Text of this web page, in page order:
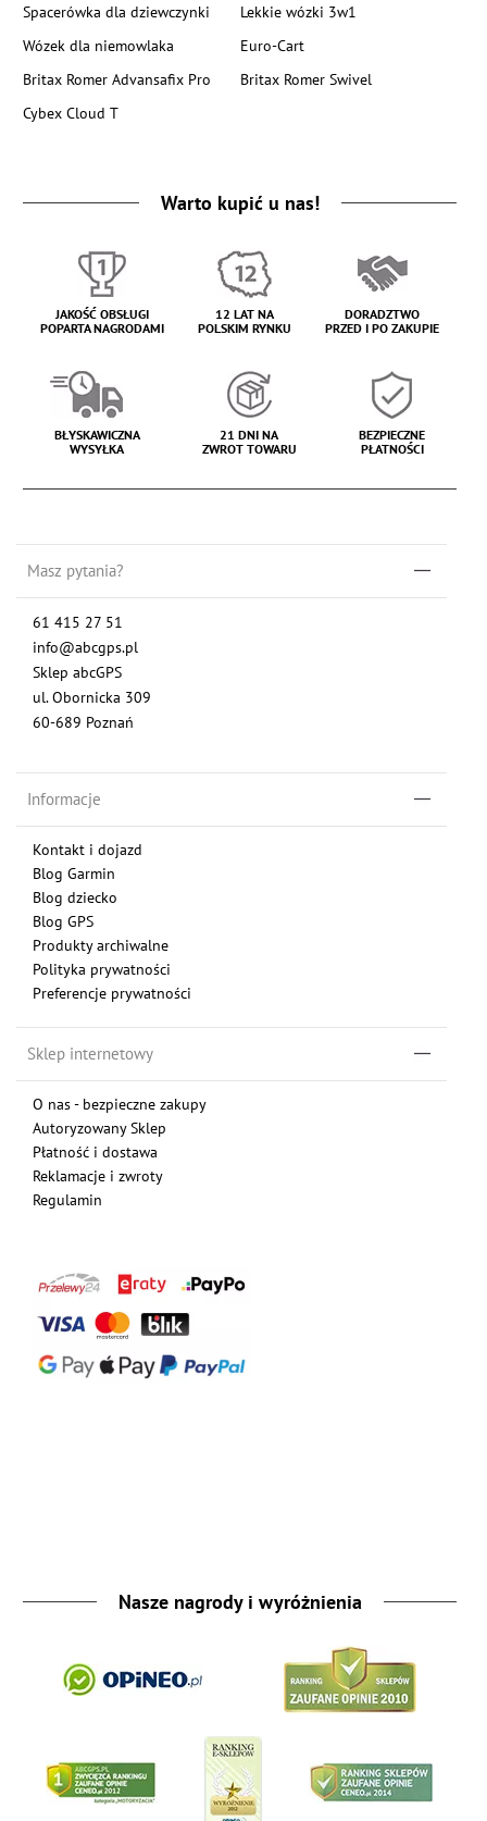
Spacerówka dla dziewczynki
Lekkie wózki 3w1
Wózek dla niemowlaka
Euro-Cart
Britax Romer Advansafix Pro
Britax Romer Swivel
Cybex Cloud T
Warto kupić u nas!
JAKOŚĆ OBSŁUGI
POPARTA NAGRODAMI
12 LAT NA
POLSKIM RYNKU
DORADZTWO
PRZED I PO ZAKUPIE
BŁYSKAWICZNA
WYSYŁKA
21 DNI NA
ZWROT TOWARU
BEZPIECZNE
PŁATNOŚCI
Masz pytania?
61 415 27 51
info@abcgps.pl
Sklep abcGPS
ul. Obornicka 309
60-689 Poznań
Informacje
Kontakt i dojazd
Blog Garmin
Blog dziecko
Blog GPS
Produkty archiwalne
Polityka prywatności
Preferencje prywatności
Sklep internetowy
O nas - bezpieczne zakupy
Autoryzowany Sklep
Płatność i dostawa
Reklamacje i zwroty
Regulamin
Nasze nagrody i wyróżnienia